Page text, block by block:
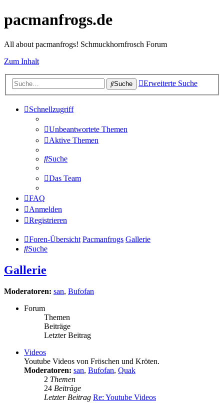
pacmanfrogs.de
All about pacmanfrogs! Schmuckhornfrosch Forum
Zum Inhalt
Suche Erweiterte Suche
Schnellzugriff
Unbeantwortete Themen
Aktive Themen
Suche
Das Team
FAQ
Anmelden
Registrieren
Foren-Übersicht Pacmanfrogs Gallerie
Suche
Gallerie
Moderatoren: san, Bufofan
Forum
Themen
Beiträge
Letzter Beitrag
Videos
Youtube Videos von Fröschen und Kröten.
Moderatoren: san, Bufofan, Quak
2 Themen
24 Beiträge
Letzter Beitrag Re: Youtube Videos